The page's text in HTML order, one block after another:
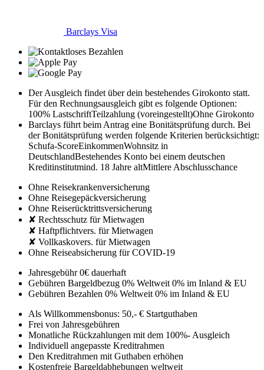
Barclays Visa
Der Ausgleich findet über dein bestehendes Girokonto statt.
Für den Rechnungsausgleich gibt es folgende Optionen:
100% LastschriftTeilzahlung (voreingestellt)Ohne Girokonto
Barclays führt beim Antrag eine Bonitätsprüfung durch. Bei
der Bonitätsprüfung werden folgende Kriterien berücksichtigt:
Schufa-ScoreEinkommenWohnsitz in
DeutschlandBestehendes Konto bei einem deutschen
Kreditinstitutmind. 18 Jahre altMittlere Abschlusschance
Ohne Reisekrankenversicherung
Ohne Reisegepäckversicherung
Ohne Reiserücktrittsversicherung
✘ Rechtsschutz für Mietwagen
✘ Haftpflichtvers. für Mietwagen
✘ Vollkaskovers. für Mietwagen
Ohne Reiseabsicherung für COVID-19
Jahresgebühr 0€ dauerhaft
Gebühren Bargeldbezug 0% Weltweit0% im Inland & EU
Gebühren Bezahlen 0% Weltweit0% im Inland & EU
Als Willkommensbonus: 50,- € Startguthaben
Frei von Jahresgebühren
Monatliche Rückzahlungen mit dem 100%- Ausgleich
Individuell angepasste Kreditrahmen
Den Kreditrahmen mit Guthaben erhöhen
Kostenfreie Bargeldabhebungen weltweit